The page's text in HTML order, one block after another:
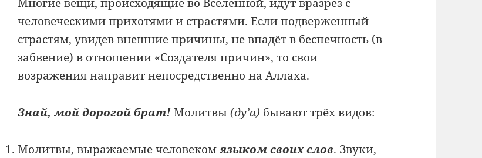
человеческими прихотями и страстями. Если подверженный
страстям, увидев внешние причины, не впадёт в беспечность (в
забвение) в отношении «Создателя причин», то свои
возражения направит непосредственно на Аллаха.
Знай, мой дорогой брат!Молитвы(ду’а) бывают трёх видов:
Молитвы, выражаемые человекомязыком своих слов. Звуки,